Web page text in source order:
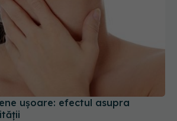
ușoare: efectul asupra